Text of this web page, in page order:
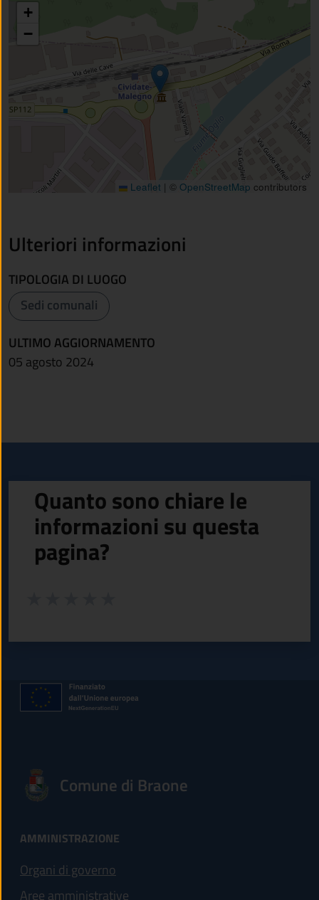
+
−
Leaflet | © OpenStreetMap contributors
Ulteriori informazioni
TIPOLOGIA DI LUOGO
Sedi comunali
ULTIMO AGGIORNAMENTO
05 agosto 2024
Quanto sono chiare le
informazioni su questa
pagina?
Comune di Braone
AMMINISTRAZIONE
Organi di governo
Aree amministrative